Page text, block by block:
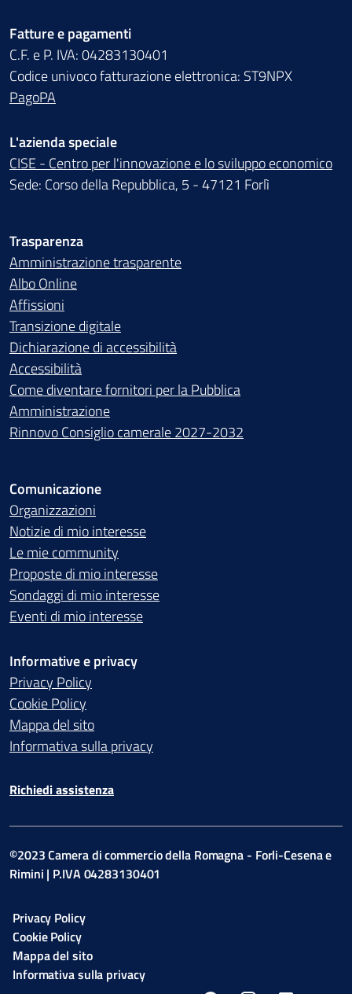
Fatture e pagamenti
C.F. e P. IVA: 04283130401
Codice univoco fatturazione elettronica: ST9NPX
PagoPA
L'azienda speciale
CISE - Centro per l'innovazione e lo sviluppo economico
Sede: Corso della Repubblica, 5 - 47121 Forlì
Trasparenza
Amministrazione trasparente
Albo Online
Affissioni
Transizione digitale
Dichiarazione di accessibilità
Accessibilità
Come diventare fornitori per la Pubblica
Amministrazione
Rinnovo Consiglio camerale 2027-2032
Comunicazione
Organizzazioni
Notizie di mio interesse
Le mie community
Proposte di mio interesse
Sondaggi di mio interesse
Eventi di mio interesse
Informative e privacy
Privacy Policy
Cookie Policy
Mappa del sito
Informativa sulla privacy
Richiedi assistenza
©2023 Camera di commercio della Romagna - Forli-Cesena e
Rimini | P.IVA 04283130401
Privacy Policy
Cookie Policy
Mappa del sito
Informativa sulla privacy